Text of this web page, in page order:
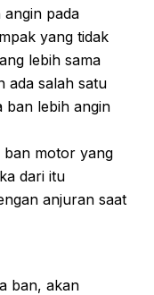
pada
yang tidak
lebih sama
ada salah satu
ban lebih angin
ban motor yang
dari itu
anjuran saat
ban, akan